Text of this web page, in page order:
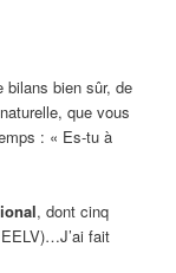
bilans bien sûr, de
que vous
: « Es-tu à
, dont cinq
fait